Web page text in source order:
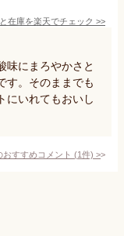
在庫を楽天でチェック >>
味にまろやかさと
す。そのままでも
にいれてもおいし
おすすめコメント (1件) >